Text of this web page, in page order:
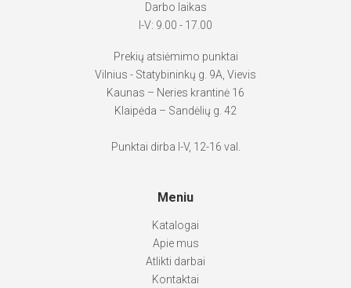
Darbo laikas
I-V: 9.00 - 17.00
Prekių atsiėmimo punktai
Vilnius - Statybininkų g. 9A, Vievis
Kaunas – Neries krantinė 16
Klaipėda – Sandėlių g. 42
Punktai dirba I-V, 12-16 val.
Meniu
Katalogai
Apie mus
Atlikti darbai
Kontaktai